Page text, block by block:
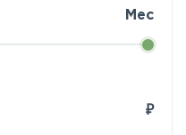
₽
Мес